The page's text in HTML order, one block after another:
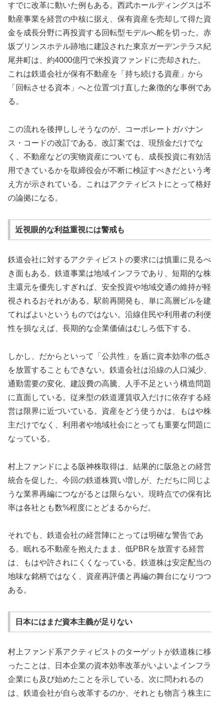
すでに改革に動いた例もある。西武ホールディングスは不
動産事業を経営の中核に据え、保有資産を売却して得た資
金を成長分野に再投資する回転型モデルへ舵を切った。赤
坂プリンスホテル跡地に建設された東京ガーデンテラス紀
尾井町は、約4000億円で米投資ファンドに売却された。
これは鉄道会社が保有不動産を「持ち続ける資産」から
「回転させる資本」へと位置づけ直した象徴的な事例であ
る。
この流れを後押ししそうなのが、コーポレートガバナン
ス・コードの改訂である。改訂案では、現預金だけでな
く、不動産などの実物資産についても、成長投資に有効活
用できているかを取締役会が不断に検証すべきだという考
え方が示されている。これはアクティビストにとって格好
の論拠になる。
近視眼的な利益重視には警戒も
鉄道会社に対するアクティビストの要求には慎重に見るべ
き面もある。鉄道事業は地域インフラであり、短期的な株
主還元を優先しすぎれば、安全投資や地域交通の維持が軽
視されるおそれがある。駅前再開発も、単に高層ビルを建
てればよいというものではない。沿線住民や利用者の利便
性を損なえば、長期的な企業価値はむしろ低下する。
しかし、だからといって「公共性」を盾に資本効率の低さ
を放置することもできない。鉄道会社は沿線の人口減少、
通勤需要の変化、建設費の高騰、人手不足という構造問題
に直面している。従来型の鉄道運賃収入だけに依存する経
営は限界に近づいている。資産をどう使うかは、もはや株
主だけでなく、利用者や地域社会にとっても重要な問題に
なっている。
村上ファンドによる阪神株取得は、結果的に阪急との経営
統合を促した。今回の鉄道株買い増しが、ただちに同じよ
うな業界再編につながるとは限らない。現時点での保有比
率は各社とも数%程度にとどまるからだ。
それでも、鉄道会社の経営陣にとっては明確な警告であ
る。眠れる不動産を抱えたまま、低PBRを放置する経営
は、もはや許されにくくなっている。鉄道株は安定配当の
地味な銘柄ではなく、資産再評価と再編の舞台になりつつ
ある。
日本にはまだ資本主義が足りない
村上ファンド系アクティビストのターゲットが鉄道株に移
ったことは、日本企業の資本効率改革がいよいよインフラ
企業にも及び始めたことを示している。次に問われるの
は、鉄道会社が自ら改革するのか、それとも物言う株主に